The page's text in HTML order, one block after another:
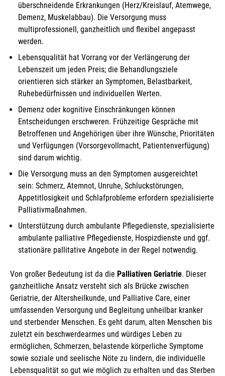
überschneidende Erkrankungen (Herz/Kreislauf, Atemwege,
Demenz, Muskelabbau). Die Versorgung muss
multiprofessionell, ganzheitlich und flexibel angepasst
werden.
Lebensqualität hat Vorrang vor der Verlängerung der
Lebenszeit um jeden Preis; die Behandlungsziele
orientieren sich stärker an Symptomen, Belastbarkeit,
Ruhebedürfnissen und individuellen Werten.
Demenz oder kognitive Einschränkungen können
Entscheidungen erschweren. Frühzeitige Gespräche mit
Betroffenen und Angehörigen über ihre Wünsche, Prioritäten
und Verfügungen (Vorsorgevollmacht, Patientenverfügung)
sind darum wichtig.
Die Versorgung muss an den Symptomen ausgereichtet
sein: Schmerz, Atemnot, Unruhe, Schluckstörungen,
Appetitlosigkeit und Schlafprobleme erfordern spezialisierte
Palliativmaßnahmen.
Unterstützung durch ambulante Pflegedienste, spezialisierte
ambulante palliative Pflegedienste, Hospizdienste und ggf.
stationäre pallitative Angebote in der Regel notwendig.
Von großer Bedeutung ist da die Palliativen Geriatrie. Dieser
ganzheitliche Ansatz versteht sich als Brücke zwischen
Geriatrie, der Altersheilkunde, und Palliative Care, einer
umfassenden Versorgung und Begleitung unheilbar kranker
und sterbender Menschen. Es geht darum, alten Menschen bis
zuletzt ein beschwerdearmes und würdiges Leben zu
ermöglichen, Schmerzen, belastende körperliche Symptome
sowie soziale und seelische Nöte zu lindern, die individuelle
Lebensqualität so gut wie möglich zu erhalten und das Sterben